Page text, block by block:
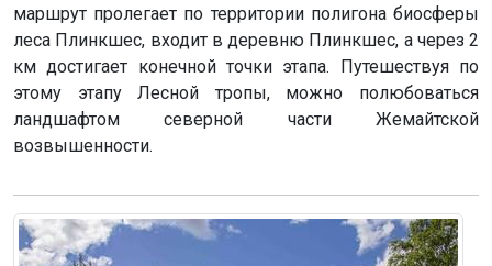
маршрут пролегает по территории полигона биосферы
леса Плинкшес, входит в деревню Плинкшес, а через 2
км достигает конечной точки этапа. Путешествуя по
этому этапу Лесной тропы, можно полюбоваться
ландшафтом северной части Жемайтской
возвышенности.